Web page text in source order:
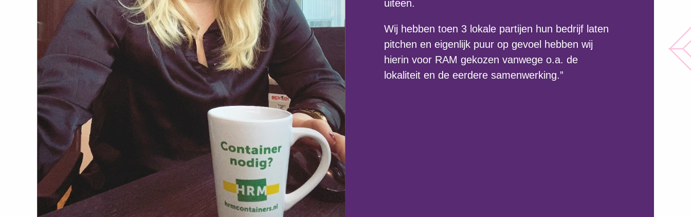
uiteen.
Wij hebben toen 3 lokale partijen hun bedrijf laten
pitchen en eigenlijk puur op gevoel hebben wij
hierin voor RAM gekozen vanwege o.a. de
lokaliteit en de eerdere samenwerking.”